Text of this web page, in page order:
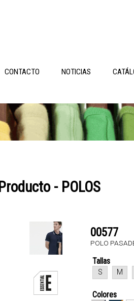
CONTACTO NOTICIAS
Producto - POLOS
00577
POLO
Tallas
S M
Colores